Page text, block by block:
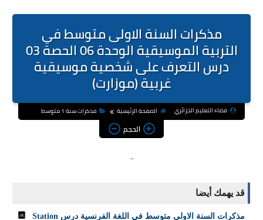
مذكرات السنة الاولى متوسط في
التربية الموسيقية الوحدة 06 الحصة 03
درس التعرف على شخصية موسيقية
غربية (موزارت)
فضاء التعليم الجزائري الصفحة الرئيسية مذكرات سنة 1 متوسط
الحجم
قد يهمك أيضا
مذكرات السنة الاولى متوسط في اللغة الفرنسية درس Station